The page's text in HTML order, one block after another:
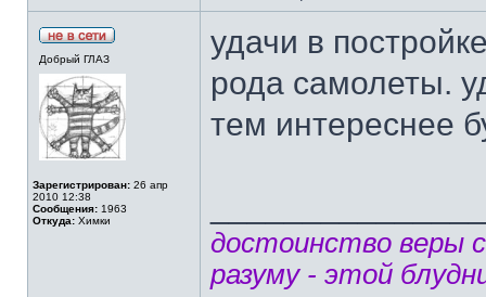
Добрый ГЛАЗ
Зарегистрирован: 26 апр
2010 12:38
Сообщения: 1963
Откуда: Химки
удачи в
рода самолеты.
тем интереснее
достоинство веры
разуму - этой